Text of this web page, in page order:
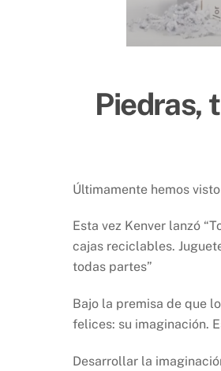
Piedras,
Últimamente hemos
Esta vez Kenver lanzó
cajas reciclables.
todas partes”
Bajo la premisa de que
felices: su imaginación.
Desarrollar la